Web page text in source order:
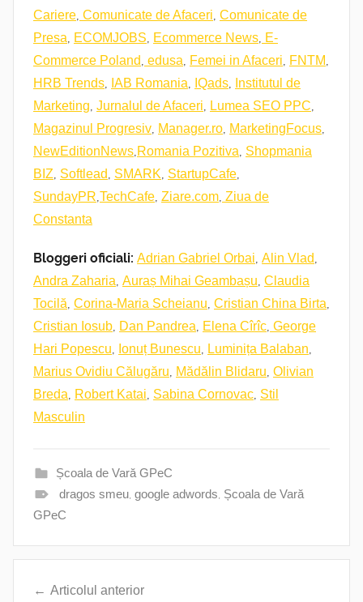
Cariere Comunicate de Afaceri Comunicate de
Presa
ECOMJOBS Ecommerce News E-
Commerce Poland edusa Femei in Afaceri FNTM
HRB Trends IAB Romania IQads
Institutul de
Marketing Jurnalul de Afaceri Lumea SEO PPC
Magazinul Progresiv Manager.ro MarketingFocus
NewEditionNews Romania Pozitiva Shopmania
BIZ Softlead SMARK StartupCafe
SundayPR TechCafe Ziare.com Ziua de
Constanta
Bloggeri oficiali: Adrian Gabriel Orbai Alin Vlad
Andra Zaharia Auraș Mihai Geambașu Claudia
Tocilă Corina-Maria Scheianu Cristian China Birta
Cristian Iosub Dan Pandrea Elena Cîrîc George
Hari Popescu
Ionuț Bunescu Luminița Balaban
Marius Ovidiu Călugăru Mădălin Blidaru Olivian
Breda
Robert Katai Sabina Cornovac Stil
Masculin
Școala de Vară GPeC
dragos smeu, google adwords, Școala de Vară
GPeC
Articolul anterior